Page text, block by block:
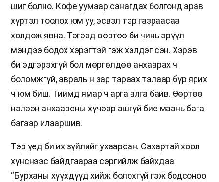
шиг болно. Кофе уумаар санагдах болгонд арав
хүртэл тоолох юм уу, эсвэл тэр газраасаа
холдож явна. Тэгээд өөртөө би чинь эрүүл
мэндээ бодох хэрэгтэй гэж хэлдэг сэн. Хэрэв
би эдгэрэхгүй бол мөргөлдөө анхаарах ч
боломжгүй, авралын зар тараах талаар бүр ярих
ч юм биш. Тиймд ямар ч арга алга байв. Өөртөө
нэлээн анхаарсны хүчээр ашгүй бие маань бага
багаар илааршив.
Тэр үед би их зүйлийг ухаарсан. Сахартай хоол
хүнснээс байдгаараа сэргийлж байхдаа
“Бурханы хүүхдүүд хийж болохгүй гэж бодсоноо